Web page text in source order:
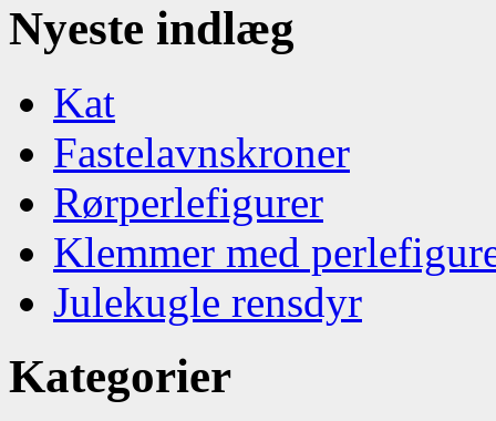
Nyeste indlæg
Kat
Fastelavnskroner
Rørperlefigurer
Klemmer med
Julekugle rensdyr
Kategorier